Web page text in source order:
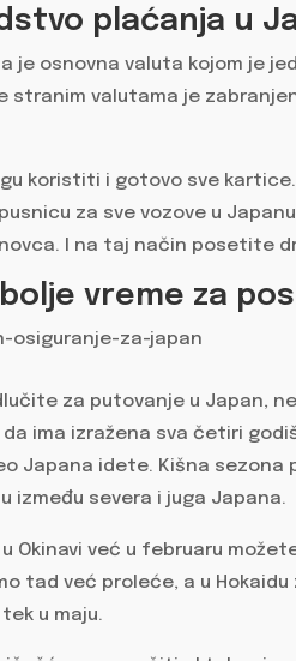
plaćanja u
je osnovna valuta kojom je
stranim valutama je
koristiti i gotovo sve
za sve vozove u
I na taj način posetite
vreme za
za putovanje u Japan,
ima izražena sva četiri
Japana idete. Kišna sezona
između severa i juga Japana.
u Okinavi već u februaru
tad već proleće, a u
u maju.